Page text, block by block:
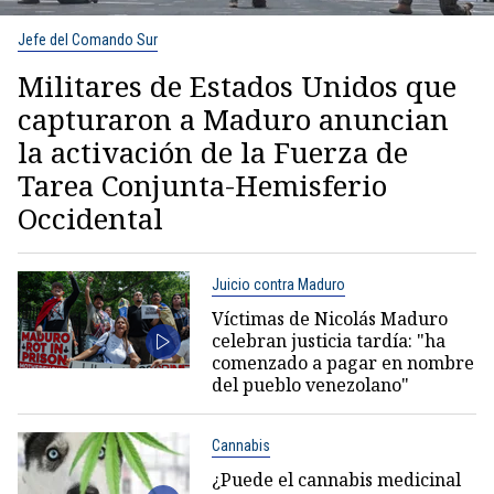
Jefe del Comando Sur
Militares de Estados Unidos que
capturaron a Maduro anuncian
la activación de la Fuerza de
Tarea Conjunta-Hemisferio
Occidental
Juicio contra Maduro
Víctimas de Nicolás Maduro
celebran justicia tardía: "ha
comenzado a pagar en nombre
del pueblo venezolano"
Cannabis
¿Puede el cannabis medicinal